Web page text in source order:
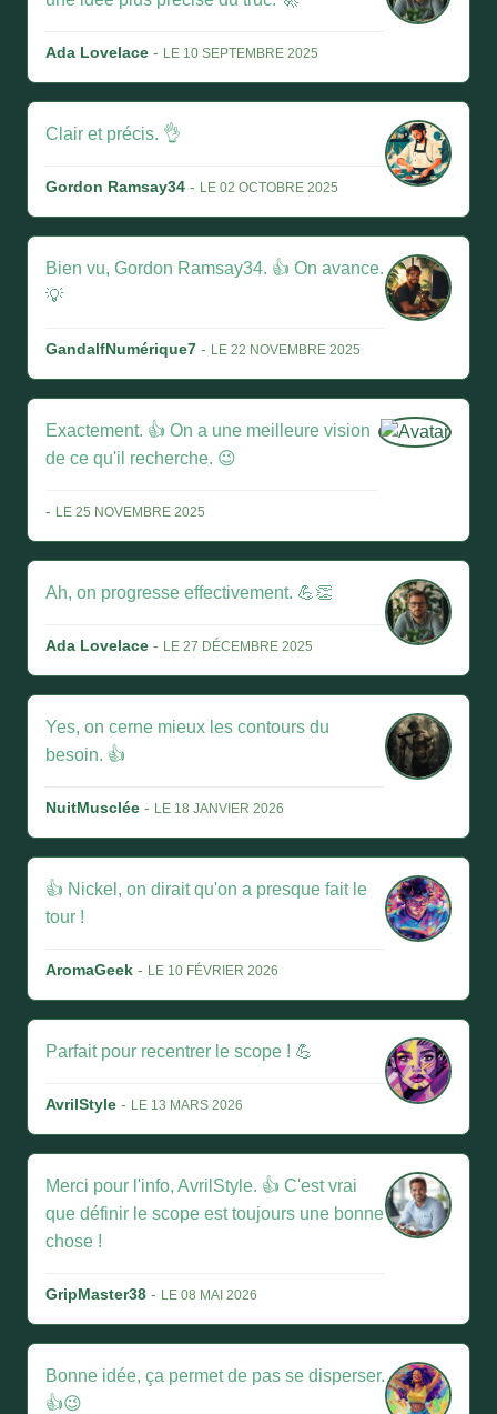
Ada Lovelace - LE 10 SEPTEMBRE 2025
Clair et précis. 👌
Gordon Ramsay34 - LE 02 OCTOBRE 2025
Bien vu, Gordon Ramsay34. 👍 On avance.
💡
GandalfNumérique7 - LE 22 NOVEMBRE 2025
Exactement. 👍 On a une meilleure vision
de ce qu'il recherche. 😉
- LE 25 NOVEMBRE 2025
Ah, on progresse effectivement. 💪👏
Ada Lovelace - LE 27 DÉCEMBRE 2025
Yes, on cerne mieux les contours du
besoin. 👍
NuitMusclée - LE 18 JANVIER 2026
👍 Nickel, on dirait qu'on a presque fait le
tour !
AromaGeek - LE 10 FÉVRIER 2026
Parfait pour recentrer le scope ! 💪
AvrilStyle - LE 13 MARS 2026
Merci pour l'info, AvrilStyle. 👍 C'est vrai
que définir le scope est toujours une bonne
chose !
GripMaster38 - LE 08 MAI 2026
Bonne idée, ça permet de pas se disperser.
👍😉